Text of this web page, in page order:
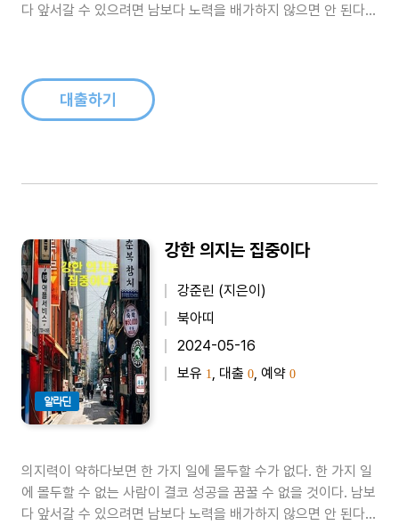
다 앞서갈 수 있으려면 남보다 노력을 배가하지 않으면 안 된다.
에 무슨 보..대출하기
알라딘
강한 의지는 집중이다
강준린 (지은이)
북아띠
2024-05-16
보유 1 , 대출 0 , 예약 0
의지력이 약하다보면 한 가지 일에 몰두할 수가 없다. 한 가지 일
에 몰두할 수 없는 사람이 결코 성공을 꿈꿀 수 없을 것이다. 남보
다 앞서갈 수 있으려면 남보다 노력을 배가하지 않으면 안 된다.